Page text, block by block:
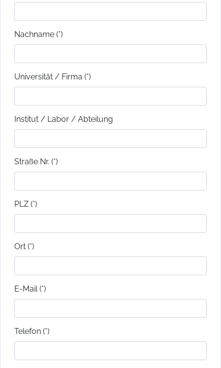
Nachname (*)
Universität / Firma (*)
Institut / Labor / Abteilung
Straße Nr. (*)
PLZ (*)
Ort (*)
E-Mail (*)
Telefon (*)